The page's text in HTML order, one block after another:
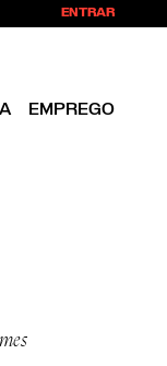
ENTRAR
EMPREGO